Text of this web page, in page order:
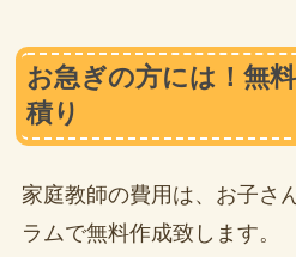
お急ぎの方には！無
積り
家庭教師の費用は、お子さ
ラムで無料作成致します。